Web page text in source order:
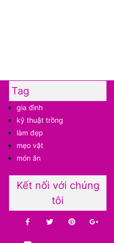
Tag
gia đình
kỹ thuật trồng
làm đẹp
mẹo vặt
món ăn
Kết nối với chúng
tôi